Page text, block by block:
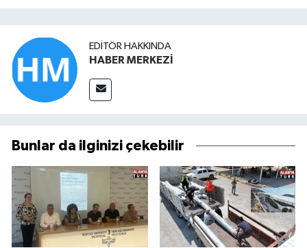
EDITÖR HAKKINDA
HABER MERKEZİ
Bunlar da ilginizi çekebilir